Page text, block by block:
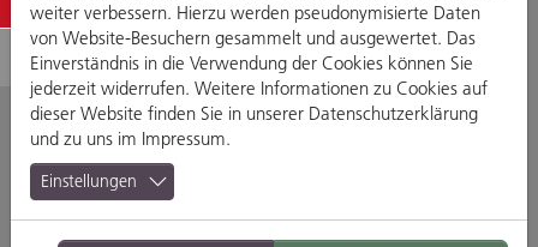
weiter verbessern. Hierzu werden pseudonymisierte Daten
von Website-Besuchern gesammelt und ausgewertet. Das
Einverständnis in die Verwendung der Cookies können Sie
jederzeit widerrufen. Weitere Informationen zu Cookies auf
dieser Website finden Sie in unserer Datenschutzerklärung
und zu uns im Impressum.
Einstellungen